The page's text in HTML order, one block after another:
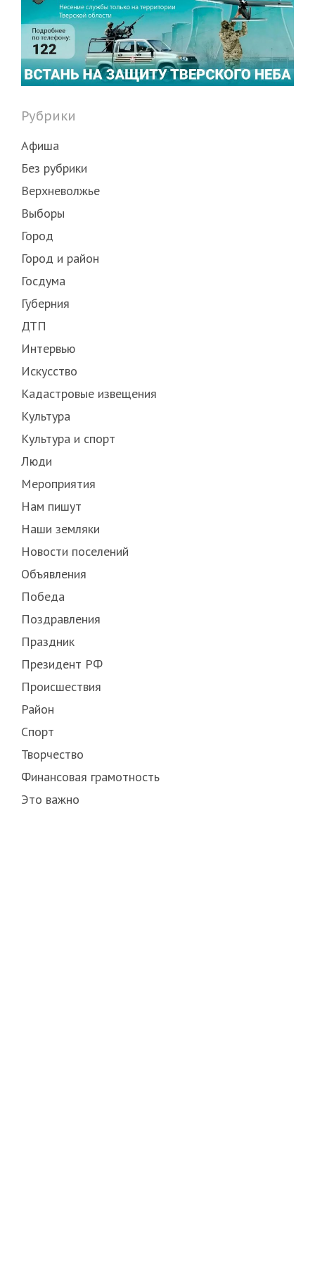
Рубрики
Афиша
Без рубрики
Верхневолжье
Выборы
Город
Город и район
Госдума
Губерния
ДТП
Интервью
Искусство
Кадастровые извещения
Культура
Культура и спорт
Люди
Мероприятия
Нам пишут
Наши земляки
Новости поселений
Объявления
Победа
Поздравления
Праздник
Президент РФ
Происшествия
Район
Спорт
Творчество
Финансовая грамотность
Это важно